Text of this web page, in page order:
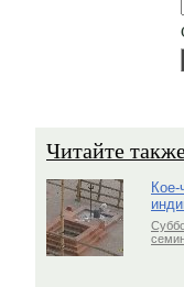
Читайте
Кое-